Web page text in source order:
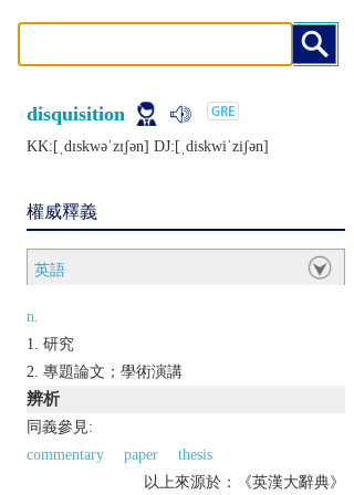
disquisition
KK:[ˌdɪskwǝˈzɪʃǝn] DJ:[ˌdiskwiˈziʃǝn]
權威釋義
英語
n.
研究
專題論文；學術演講
辨析
同義參見:
commentary
paper
thesis
以上來源於：《英漢大辭典》